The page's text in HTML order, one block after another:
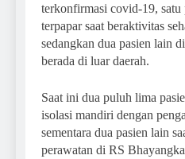
terkonfirmasi covid-19,
terpapar saat beraktivitas
sedangkan dua pasien lain
berada di luar daerah.
Saat ini dua puluh lima
isolasi mandiri dengan
sementara dua pasien lain
perawatan di RS